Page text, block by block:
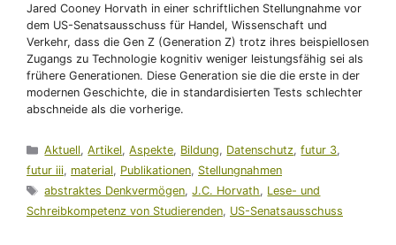
Jared Cooney Horvath in einer schriftlichen Stellungnahme vor
dem US-Senatsausschuss für Handel, Wissenschaft und
Verkehr, dass die Gen Z (Generation Z) trotz ihres beispiellosen
Zugangs zu Technologie kognitiv weniger leistungsfähig sei als
frühere Generationen. Diese Generation sie die die erste in der
modernen Geschichte, die in standardisierten Tests schlechter
abschneide als die vorherige.
Kategorien
Aktuell,Artikel,Aspekte, Bildung, Datenschutz,futur 3,
futur iii, material, Publikationen, Stellungnahmen
Schlagwörter
abstraktes Denkvermögen,J.C. Horvath, Lese- und
Schreibkompetenz von Studierenden, US-Senatsausschuss